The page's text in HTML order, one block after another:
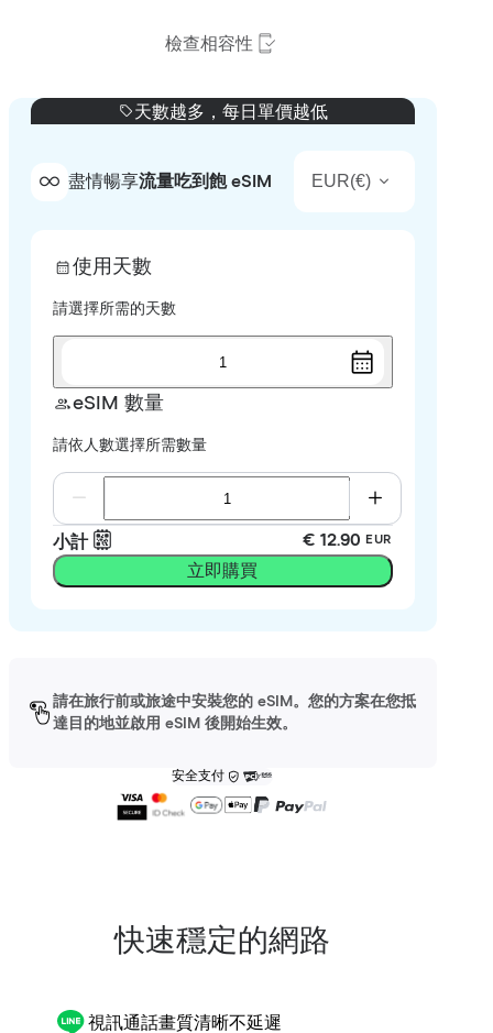
檢查相容性
天數越多，每日單價越低
盡情暢享流量吃到飽 eSIM EUR(€)
使用天數
請選擇所需的天數
1
eSIM 數量
請依人數選擇所需數量
小計 € 12.90 EUR
立即購買
請在旅行前或旅途中安裝您的 eSIM。您的方案在您抵
達目的地並啟用 eSIM 後開始生效。
安全支付
快速穩定的網路
視訊通話畫質清晰不延遲